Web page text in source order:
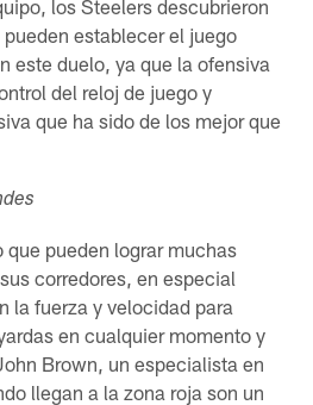
los Steelers descubrieron
establecer el juego
este duelo, ya que la ofensiva
del reloj de juego y
que ha sido de los mejor que
que pueden lograr muchas
corredores, en especial
la fuerza y velocidad para
en cualquier momento y
Brown, un especialista en
llegan a la zona roja son un